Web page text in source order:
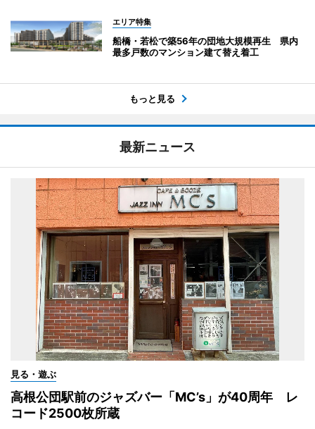
エリア特集
船橋・若松で築56年の団地大規模再生 県内
最多戸数のマンション建て替え着工
もっと見る
最新ニュース
見る・遊ぶ
高根公団駅前のジャズバー「MC’s」が40周年 レ
コード2500枚所蔵